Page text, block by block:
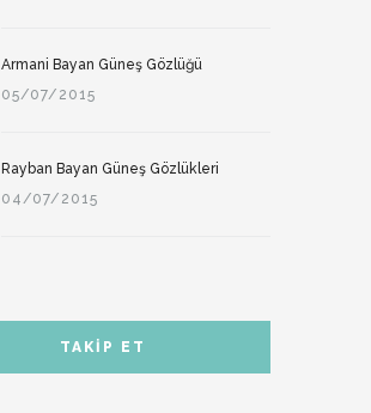
Armani Bayan Güneş Gözlüğü
05/07/2015
Rayban Bayan Güneş Gözlükleri
04/07/2015
TAKIP ET